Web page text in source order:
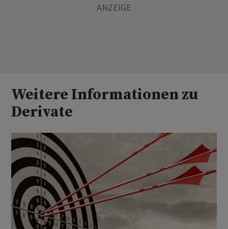
Weitere Informationen zu
Derivate